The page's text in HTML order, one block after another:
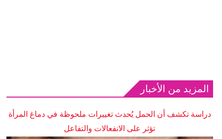
المزيد من الأخبار
دراسة تكشف أن الحمل يُحدث تغييرات ملحوظة في دماغ المرأة
تؤثر على الانفعالات والتفاعل